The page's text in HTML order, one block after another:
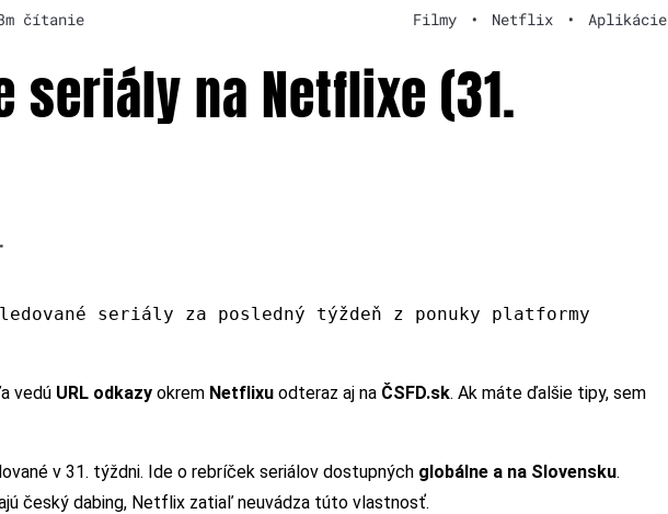
čítanie Filmy • Netflix • Aplikácie
seriály na Netflixe (31.
seriály za posledný týždeň z ponuky platformy
vedú URL odkazy okrem Netflixu odteraz aj na ČSFD.sk. Ak máte ďalšie tipy, sem
v 31. týždni. Ide o rebríček seriálov dostupných globálne a na Slovensku.
český dabing, Netflix zatiaľ neuvádza túto vlastnosť.